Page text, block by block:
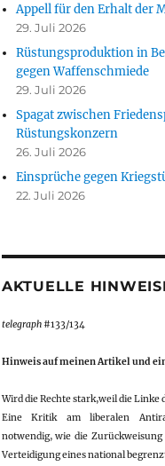
Appell für den Erhalt der
29. Juli 2026
Rüstungsproduktion in
gegen Waffenschmiede
29. Juli 2026
Spagat zwischen
Rüstungskonzern
26. Juli 2026
Einsprüche gegen
22. Juli 2026
AKTUELLE
telegraph#133/134
Hinweis auf meinen Artikel und
Wird die Rechte stark,weil die Linke
Eine Kritik am liberalen
notwendig, wie die
Verteidigung eines national